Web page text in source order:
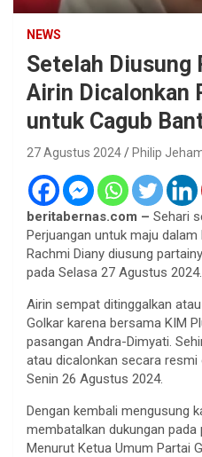
NEWS
Setelah Diusung
Airin Dicalonkan
untuk Cagub
27 Agustus 2024 Philip
beritabernas.com – Sehari
Perjuangan untuk maju dalam
Rachmi Diany diusung
pada Selasa 27 Agustus 2024.
Airin sempat ditinggalkan
Golkar karena bersama KIM
pasangan Andra-Dimyati.
atau dicalonkan secara resmi
Senin 26 Agustus 2024.
Dengan kembali mengusung
membatalkan dukungan
Menurut Ketua Umum Partai